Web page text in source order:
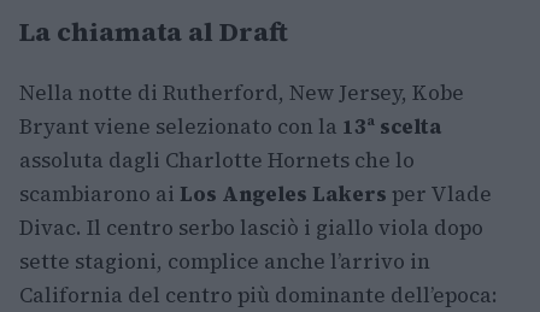
La chiamata al Draft
Nella notte di Rutherford, New Jersey, Kobe
Bryant viene selezionato con la 13ª scelta
assoluta dagli Charlotte Hornets che lo
scambiarono ai Los Angeles Lakers per Vlade
Divac. Il centro serbo lasciò i giallo viola dopo
sette stagioni, complice anche l’arrivo in
California del centro più dominante dell’epoca: